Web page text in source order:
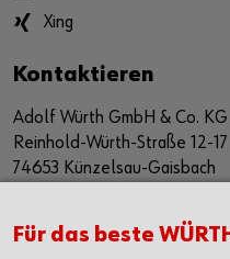
Xing
Kontaktieren
Adolf Würth GmbH & Co. KG
Reinhold-Würth-Straße 12-17
74653 Künzelsau-Gaisbach
Alle Kontaktmöglichkeiten
Für das beste